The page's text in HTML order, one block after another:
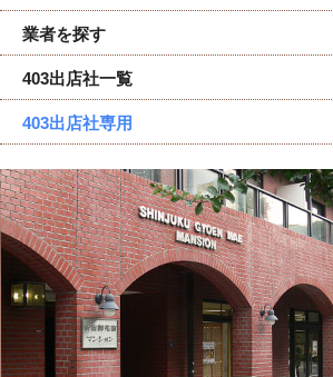
業者を探す
403出店社一覧
403出店社専用